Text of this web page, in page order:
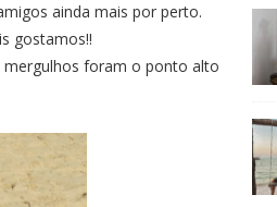
ainda mais por perto.
gostamos!!
foram o ponto alto